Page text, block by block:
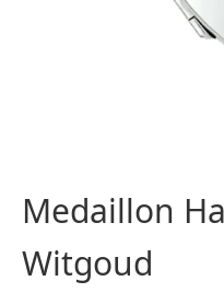
Medaillon
Witgoud